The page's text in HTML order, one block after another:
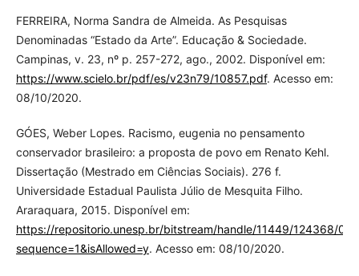
FERREIRA, Norma Sandra de Almeida. As Pesquisas
Denominadas “Estado da Arte”. Educação & Sociedade.
Campinas, v. 23, nº p. 257-272, ago., 2002. Disponível em:
https://www.scielo.br/pdf/es/v23n79/10857.pdf. Acesso em:
08/10/2020.
GÓES, Weber Lopes. Racismo, eugenia no pensamento
conservador brasileiro: a proposta de povo em Renato Kehl.
Dissertação (Mestrado em Ciências Sociais). 276 f.
Universidade Estadual Paulista Júlio de Mesquita Filho.
Araraquara, 2015. Disponível em:
https://repositorio.unesp.br/bitstream/handle/11449/124368/
sequence=1&isAllowed=y. Acesso em: 08/10/2020.